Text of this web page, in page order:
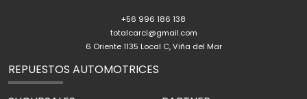
+56 996 186 138
totalcarcl@gmail.com
6 Oriente 1135 Local C, Viña del Mar
REPUESTOS AUTOMOTRICES